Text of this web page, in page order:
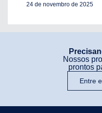
24 de novembro de 2025
Nossos
prontos
Entre